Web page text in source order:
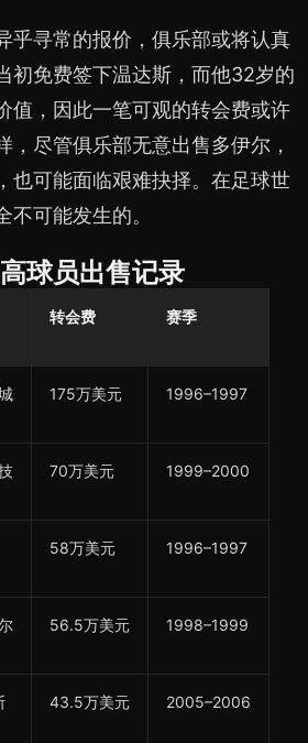
乎寻常的报价，俱乐部或将认真
初免费签下温达斯，而他32岁的
值，因此一笔可观的转会费或许
，尽管俱乐部无意出售多伊尔，
也可能面临艰难抉择。在足球世
可能发生的。
球员出售记录
转会费 赛季
175万美元 1996–1997
70万美元 1999–2000
58万美元 1996–1997
56.5万美元 1998–1999
43.5万美元 2005–2006